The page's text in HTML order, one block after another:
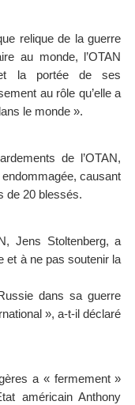
relique de la guerre
au monde, l’OTAN
et la portée de ses
au rôle qu’elle a
le monde ».
de l’OTAN,
causant
de 20 blessés.
Jens Stoltenberg, a
et à ne pas soutenir la
dans sa guerre
», a-t-il déclaré
a « fermement »
américain Anthony